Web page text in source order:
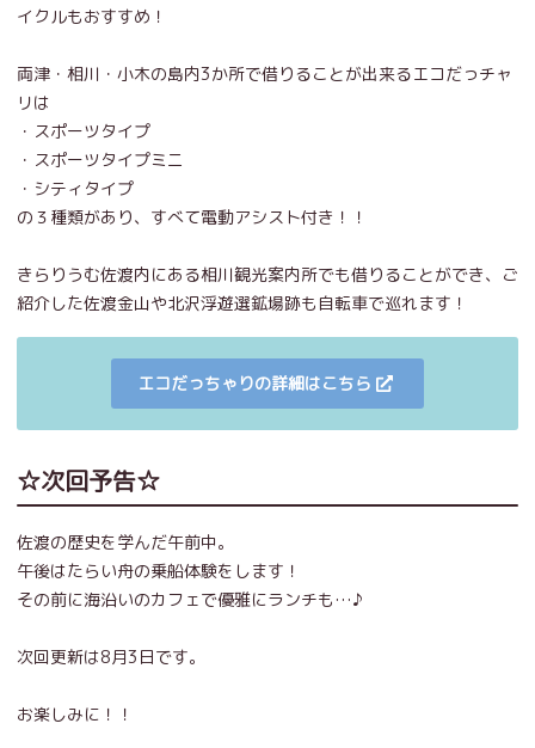
イクルもおすすめ！
両津・相川・小木の島内3か所で借りることが出来るエコだっチャ
リは
・スポーツタイプ
・スポーツタイプミニ
・シティタイプ
の３種類があり、すべて電動アシスト付き！！
きらりうむ佐渡内にある相川観光案内所でも借りることができ、ご
紹介した佐渡金山や北沢浮遊選鉱場跡も自転車で巡れます！
エコだっちゃりの詳細はこちら
☆次回予告☆
佐渡の歴史を学んだ午前中。
午後はたらい舟の乗船体験をします！
その前に海沿いのカフェで優雅にランチも…♪
次回更新は8月3日です。
お楽しみに！！